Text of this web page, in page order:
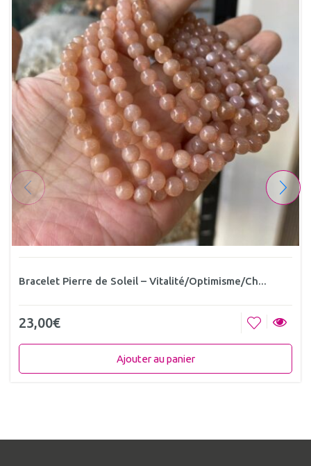
Bracelet Pierre de Soleil – Vitalité/Optimisme/Ch...
23,00€
Ajouter au panier